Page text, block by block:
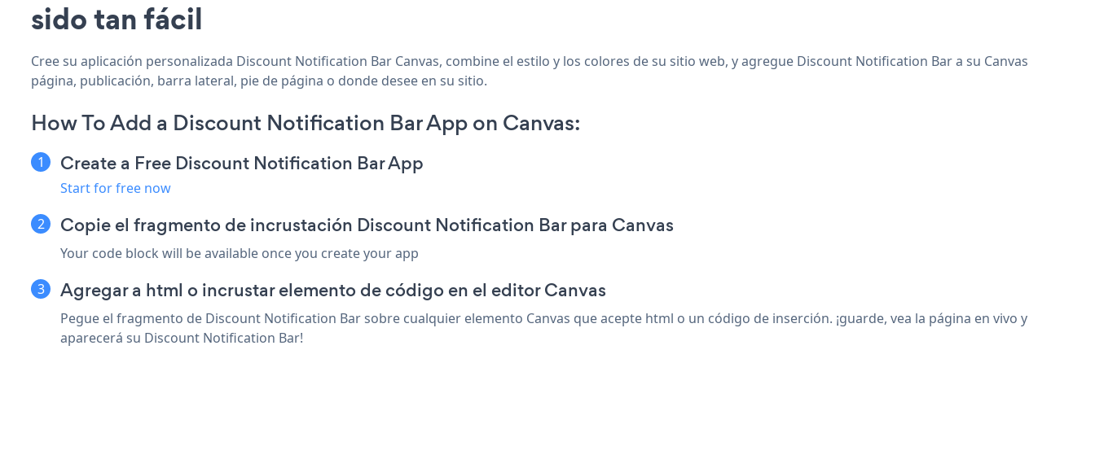
sido tan fácil
Cree su aplicación personalizada Discount Notification Bar Canvas, combine el estilo y los colores de su sitio web, y agregue Discount Notification Bar a su Canvas
página, publicación, barra lateral, pie de página o donde desee en su sitio.
How To Add a Discount Notification Bar App on Canvas:
Create a Free Discount Notification Bar App
Start for free now
Copie el fragmento de incrustación Discount Notification Bar para Canvas
Your code block will be available once you create your app
Agregar a html o incrustar elemento de código en el editor Canvas
Pegue el fragmento de Discount Notification Bar sobre cualquier elemento Canvas que acepte html o un código de inserción. ¡guarde, vea la página en vivo y
aparecerá su Discount Notification Bar!